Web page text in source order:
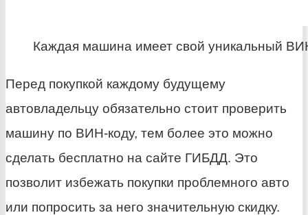
Каждая машина имеет свой уникальный
Перед покупкой каждому будущему
автовладельцу обязательно стоит проверить
машину по ВИН-коду, тем более это можно
сделать бесплатно на сайте ГИБДД. Это
позволит избежать покупки проблемного авто
или попросить за него значительную скидку.